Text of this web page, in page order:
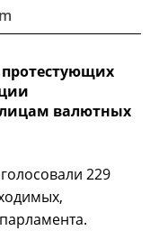
валютных
229